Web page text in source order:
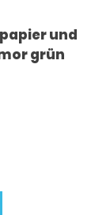
und
grün